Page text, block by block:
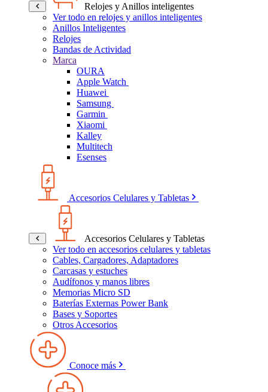
Relojes y Anillos inteligentes
Ver todo en relojes y anillos inteligentes
Anillos Inteligentes
Relojes
Bandas de Actividad
Marca
OURA
Apple Watch
Huawei
Samsung
Garmin
Xiaomi
Kalley
Multitech
Esenses
Accesorios Celulares y Tabletas
Accesorios Celulares y Tabletas
Ver todo en accesorios celulares y tabletas
Cables, Cargadores, Adaptadores
Carcasas y estuches
Audífonos y manos libres
Memorias Micro SD
Baterías Externas Power Bank
Bases y Soportes
Otros Accesorios
Conoce más